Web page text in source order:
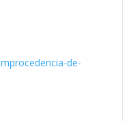
de-